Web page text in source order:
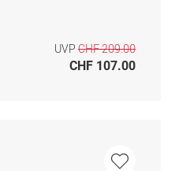
UVP CHF 209.00
CHF 107.00